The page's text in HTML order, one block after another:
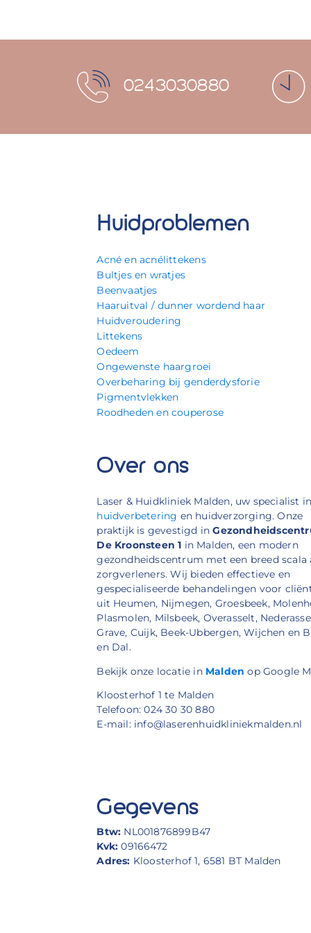
0243030880
Huidproblemen
Acné en acnélittekens
Bultjes en wratjes
Beenvaatjes
Haaruitval / dunner wordend haar
Huidveroudering
Littekens
Oedeem
Ongewenste haargroei
Overbeharing bij genderdysforie
Pigmentvlekken
Roodheden en couperose
Over ons
Laser & Huidkliniek Malden, uw specialist
huidverbetering en huidverzorging. Onze
praktijk is gevestigd in
De Kroonsteen 1 in Malden, een modern
gezondheidscentrum met een breed scala
zorgverleners. Wij bieden effectieve en
gespecialiseerde behandelingen voor
uit Heumen, Nijmegen, Groesbeek,
Plasmolen, Milsbeek, Overasselt,
Grave, Cuijk, Beek-Ubbergen, Wijchen en
en Dal.
Bekijk onze locatie in Malden op Google
Kloosterhof 1 te Malden
Telefoon: 024 30 30 880
E-mail: info@laserenhuidkliniekmalden.nl
Gegevens
Btw: NL001876899B47
Kvk: 09166472
Adres: Kloosterhof 1, 6581 BT Malden